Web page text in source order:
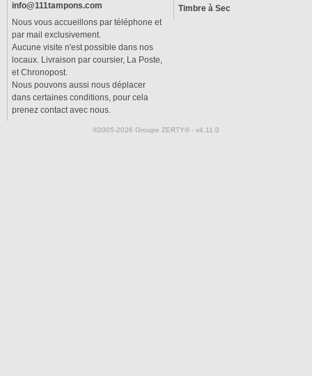
info@111tampons.com
Nous vous accueillons par téléphone et
par mail exclusivement.
Aucune visite n'est possible dans nos
locaux. Livraison par coursier, La Poste,
et Chronopost.
Nous pouvons aussi nous déplacer
dans certaines conditions, pour cela
prenez contact avec nous.
Timbre à Sec
®2005-2026 Groupe ZERTY® - v4.11.0